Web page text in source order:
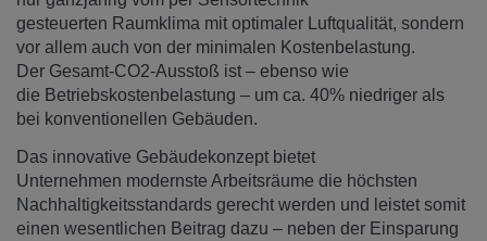
gesteuerten Raumklima mit optimaler Luftqualität, sondern
vor allem auch von der minimalen Kostenbelastung.
Der Gesamt-CO2-Ausstoß ist – ebenso wie
die Betriebskostenbelastung – um ca. 40% niedriger als
bei konventionellen Gebäuden.
Das innovative Gebäudekonzept bietet
Unternehmen modernste Arbeitsräume die höchsten
Nachhaltigkeitsstandards gerecht werden und leistet somit
einen wesentlichen Beitrag dazu – neben der Einsparung